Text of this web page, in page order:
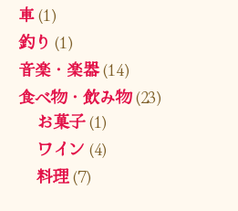
車(1)
釣り (1)
音楽・楽器(14)
食べ物・飲み物(23)
お菓子(1)
ワイン (4)
料理(7)